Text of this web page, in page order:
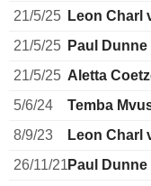
21/5/25 Leon Charl
21/5/25 Paul Dunne
21/5/25 Aletta
5/6/24
Temba
8/9/23
Leon Charl
26/11/21Paul Dunne